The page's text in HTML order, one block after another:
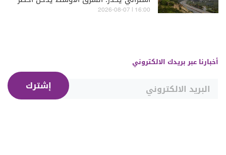
مراحله
16:00 | 2026-08-07
أخبارنا عبر بريدك الالكتروني
إشترك